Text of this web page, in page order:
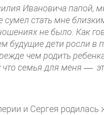
Ивановича папой,
сумел стать мне
не было. Как
будущие дети росли
чем родить
семья для меня —
и Сергея